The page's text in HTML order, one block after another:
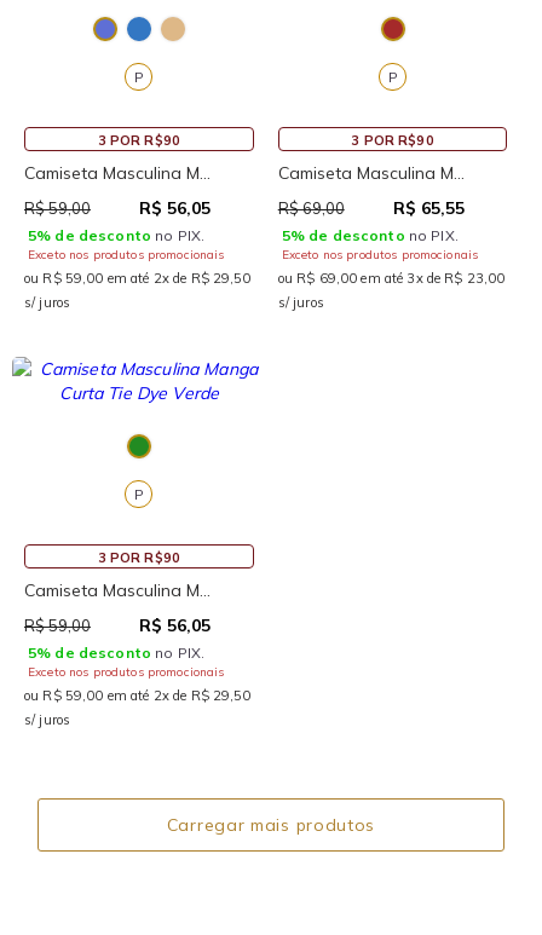
P
3 POR R$90
Camiseta Masculina M...
R$ 59,00 R$ 56,05
5% de desconto no PIX.
Exceto nos produtos promocionais
ou R$ 59,00 em até 2x de R$ 29,50
s/ juros
P
3 POR R$90
Camiseta Masculina M...
R$ 69,00 R$ 65,55
5% de desconto no PIX.
Exceto nos produtos promocionais
ou R$ 69,00 em até 3x de R$ 23,00
s/ juros
P
3 POR R$90
Camiseta Masculina M...
R$ 59,00 R$ 56,05
5% de desconto no PIX.
Exceto nos produtos promocionais
ou R$ 59,00 em até 2x de R$ 29,50
s/ juros
Carregar mais produtos